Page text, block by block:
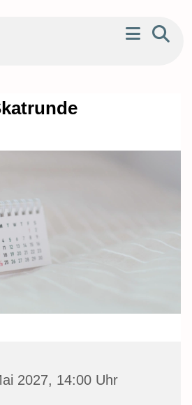
2027, 14:00 Uhr